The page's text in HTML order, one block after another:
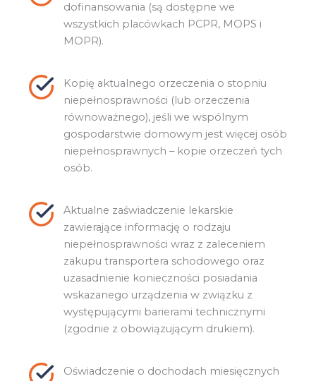
dofinansowania (są dostępne we
wszystkich placówkach PCPR, MOPS i
MOPR).
Kopię aktualnego orzeczenia o stopniu
niepełnosprawności (lub orzeczenia
równoważnego), jeśli we wspólnym
gospodarstwie domowym jest więcej osób
niepełnosprawnych – kopie orzeczeń tych
osób.
Aktualne zaświadczenie lekarskie
zawierające informację o rodzaju
niepełnosprawności wraz z zaleceniem
zakupu transportera schodowego oraz
uzasadnienie konieczności posiadania
wskazanego urządzenia w związku z
występującymi barierami technicznymi
(zgodnie z obowiązującym drukiem).
Oświadczenie o dochodach miesięcznych